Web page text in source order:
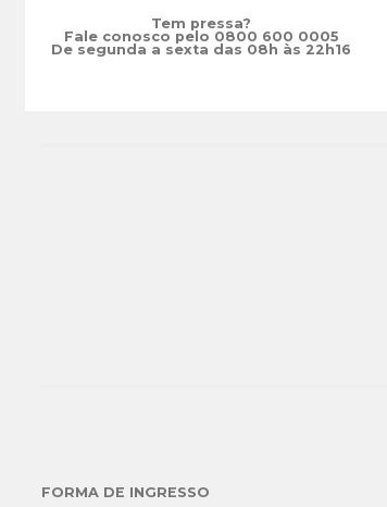
Tem pressa?
Fale conosco pelo 0800 600 0005
De segunda a sexta das 08h às 22h16
FORMA DE INGRESSO